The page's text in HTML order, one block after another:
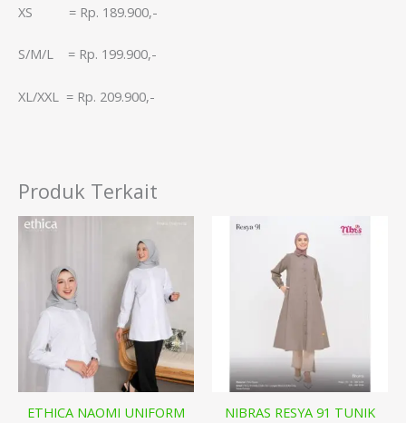
XS = Rp. 189.900,-
S/M/L = Rp. 199.900,-
XL/XXL = Rp. 209.900,-
Produk Terkait
ETHICA NAOMI UNIFORM
NIBRAS RESYA 91 TUNIK